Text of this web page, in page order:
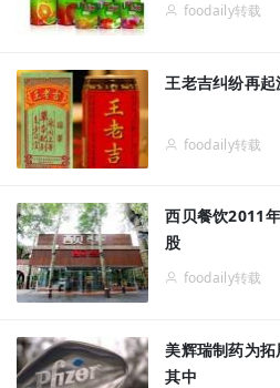
foodaily转载
王老吉纠纷再
foodaily转载
西贝餐饮2011
股
foodaily转载
美辉瑞制药为
其中